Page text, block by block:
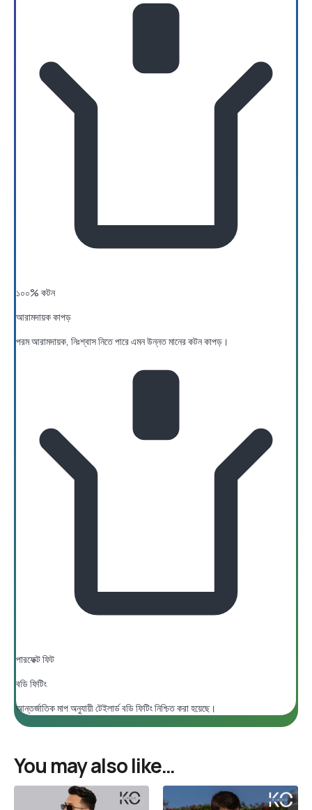
১০০% কটন
আরামদায়ক কাপড়
পরম আরামদায়ক, নিঃশ্বাস নিতে পারে এমন উন্নত মানের কটন কাপড়।
পারফেক্ট ফিট
বডি ফিটিং
আন্তর্জাতিক মাপ অনুযায়ী টেইলার্ড বডি ফিটিং নিশ্চিত করা হয়েছে।
You may also like…